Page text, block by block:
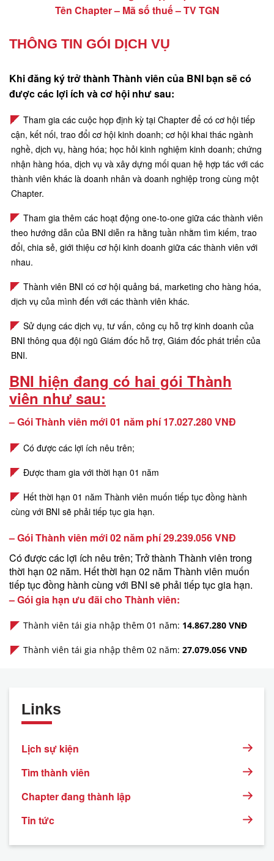
Tên Chapter – Mã số thuế – TV TGN
THÔNG TIN GÓI DỊCH VỤ
Khi đăng ký trở thành Thành viên của BNI bạn sẽ có
được các lợi ích và cơ hội như sau:
Tham gia các cuộc họp định kỳ tại Chapter để có cơ hội tiếp
cận, kết nối, trao đổi cơ hội kinh doanh; cơ hội khai thác ngành
nghề, dịch vụ, hàng hóa; học hỏi kinh nghiệm kinh doanh; chứng
nhận hàng hóa, dịch vụ và xây dựng mối quan hệ hợp tác với các
thành viên khác là doanh nhân và doanh nghiệp trong cùng một
Chapter.
Tham gia thêm các hoạt động one-to-one giữa các thành viên
theo hướng dẫn của BNI diễn ra hằng tuần nhằm tìm kiếm, trao
đổi, chia sẻ, giới thiệu cơ hội kinh doanh giữa các thành viên với
nhau.
Thành viên BNI có cơ hội quảng bá, marketing cho hàng hóa,
dịch vụ của mình đến với các thành viên khác.
Sử dụng các dịch vụ, tư vấn, công cụ hỗ trợ kinh doanh của
BNI thông qua đội ngũ Giám đốc hỗ trợ, Giám đốc phát triển của
BNI.
BNI hiện đang có hai gói Thành
viên như sau:
– Gói Thành viên mới 01 năm phí 17.027.280 VNĐ
Có được các lợi ích nêu trên;
Được tham gia với thời hạn 01 năm
Hết thời hạn 01 năm Thành viên muốn tiếp tục đồng hành
cùng với BNI sẽ phải tiếp tục gia hạn.
– Gói Thành viên mới 02 năm phí 29.239.056 VNĐ
Có được các lợi ích nêu trên; Trở thành Thành viên trong
thời hạn 02 năm. Hết thời hạn 02 năm Thành viên muốn
tiếp tục đồng hành cùng với BNI sẽ phải tiếp tục gia hạn.
– Gói gia hạn ưu đãi cho Thành viên:
Thành viên tái gia nhập thêm 01 năm: 14.867.280 VNĐ
Thành viên tái gia nhập thêm 02 năm: 27.079.056 VNĐ
Links
Lịch sự kiện
Tìm thành viên
Chapter đang thành lập
Tin tức